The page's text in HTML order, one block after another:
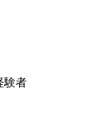
験者